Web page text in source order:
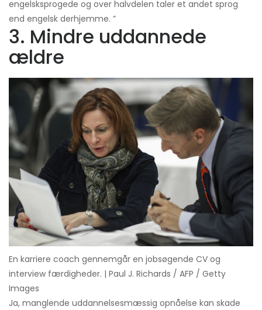
engelsksprogede og over halvdelen taler et andet sprog
end engelsk derhjemme. ”
3. Mindre uddannede
ældre
En karriere coach gennemgår en jobsøgende CV og
interview færdigheder. | Paul J. Richards / AFP / Getty
Images
Ja, manglende uddannelsesmæssig opnåelse kan skade